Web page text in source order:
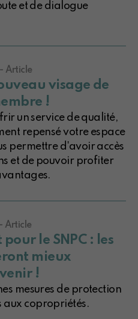
et de dialogue
Article
visage de
!
un service de qualité,
repensé votre espace
permettre d'avoir accès
et de pouvoir profiter
Article
le SNPC : les
mieux
!
mesures de protection
aux copropriétés.